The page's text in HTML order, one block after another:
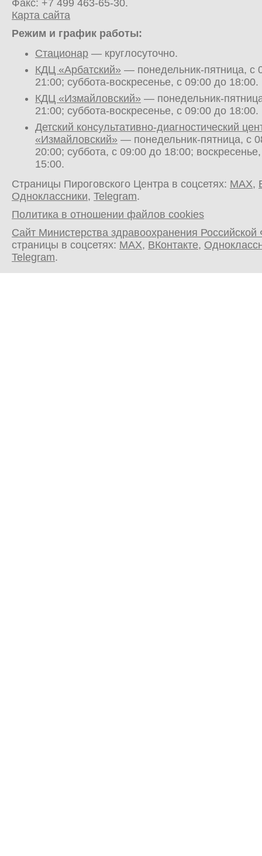
Факс: +7 499 463-65-30.
Карта сайта
Режим и график работы:
Стационар — круглосуточно.
КДЦ «Арбатский» — понедельник-пятница, с
21:00; суббота-воскресенье, с 09:00 до 18:00.
КДЦ «Измайловский» — понедельник-
21:00; суббота-воскресенье, с 09:00 до 18:00.
Детский консультативно-диагностический
«Измайловский» — понедельник-пятница, с
20:00; суббота, с 09:00 до 18:00;
15:00.
Страницы Пироговского Центра в соцсетях: MAX,
Одноклассники, Telegram.
Политика в отношении файлов cookies
Сайт Министерства здравоохранения
страницы в соцсетях: MAX, ВКонтакте,
Telegram.